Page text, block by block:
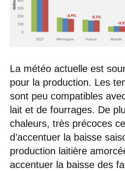
La météo actuelle est
pour la production. Les
sont peu compatibles
lait et de fourrages. De
chaleurs, très précoces
d’accentuer la baisse
production laitière
accentuer la baisse des